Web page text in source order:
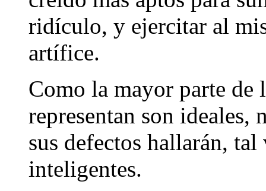
ridículo, y ejercitar al
artífice.
Como la mayor parte de
representan son ideales,
sus defectos hallarán,
inteligentes.